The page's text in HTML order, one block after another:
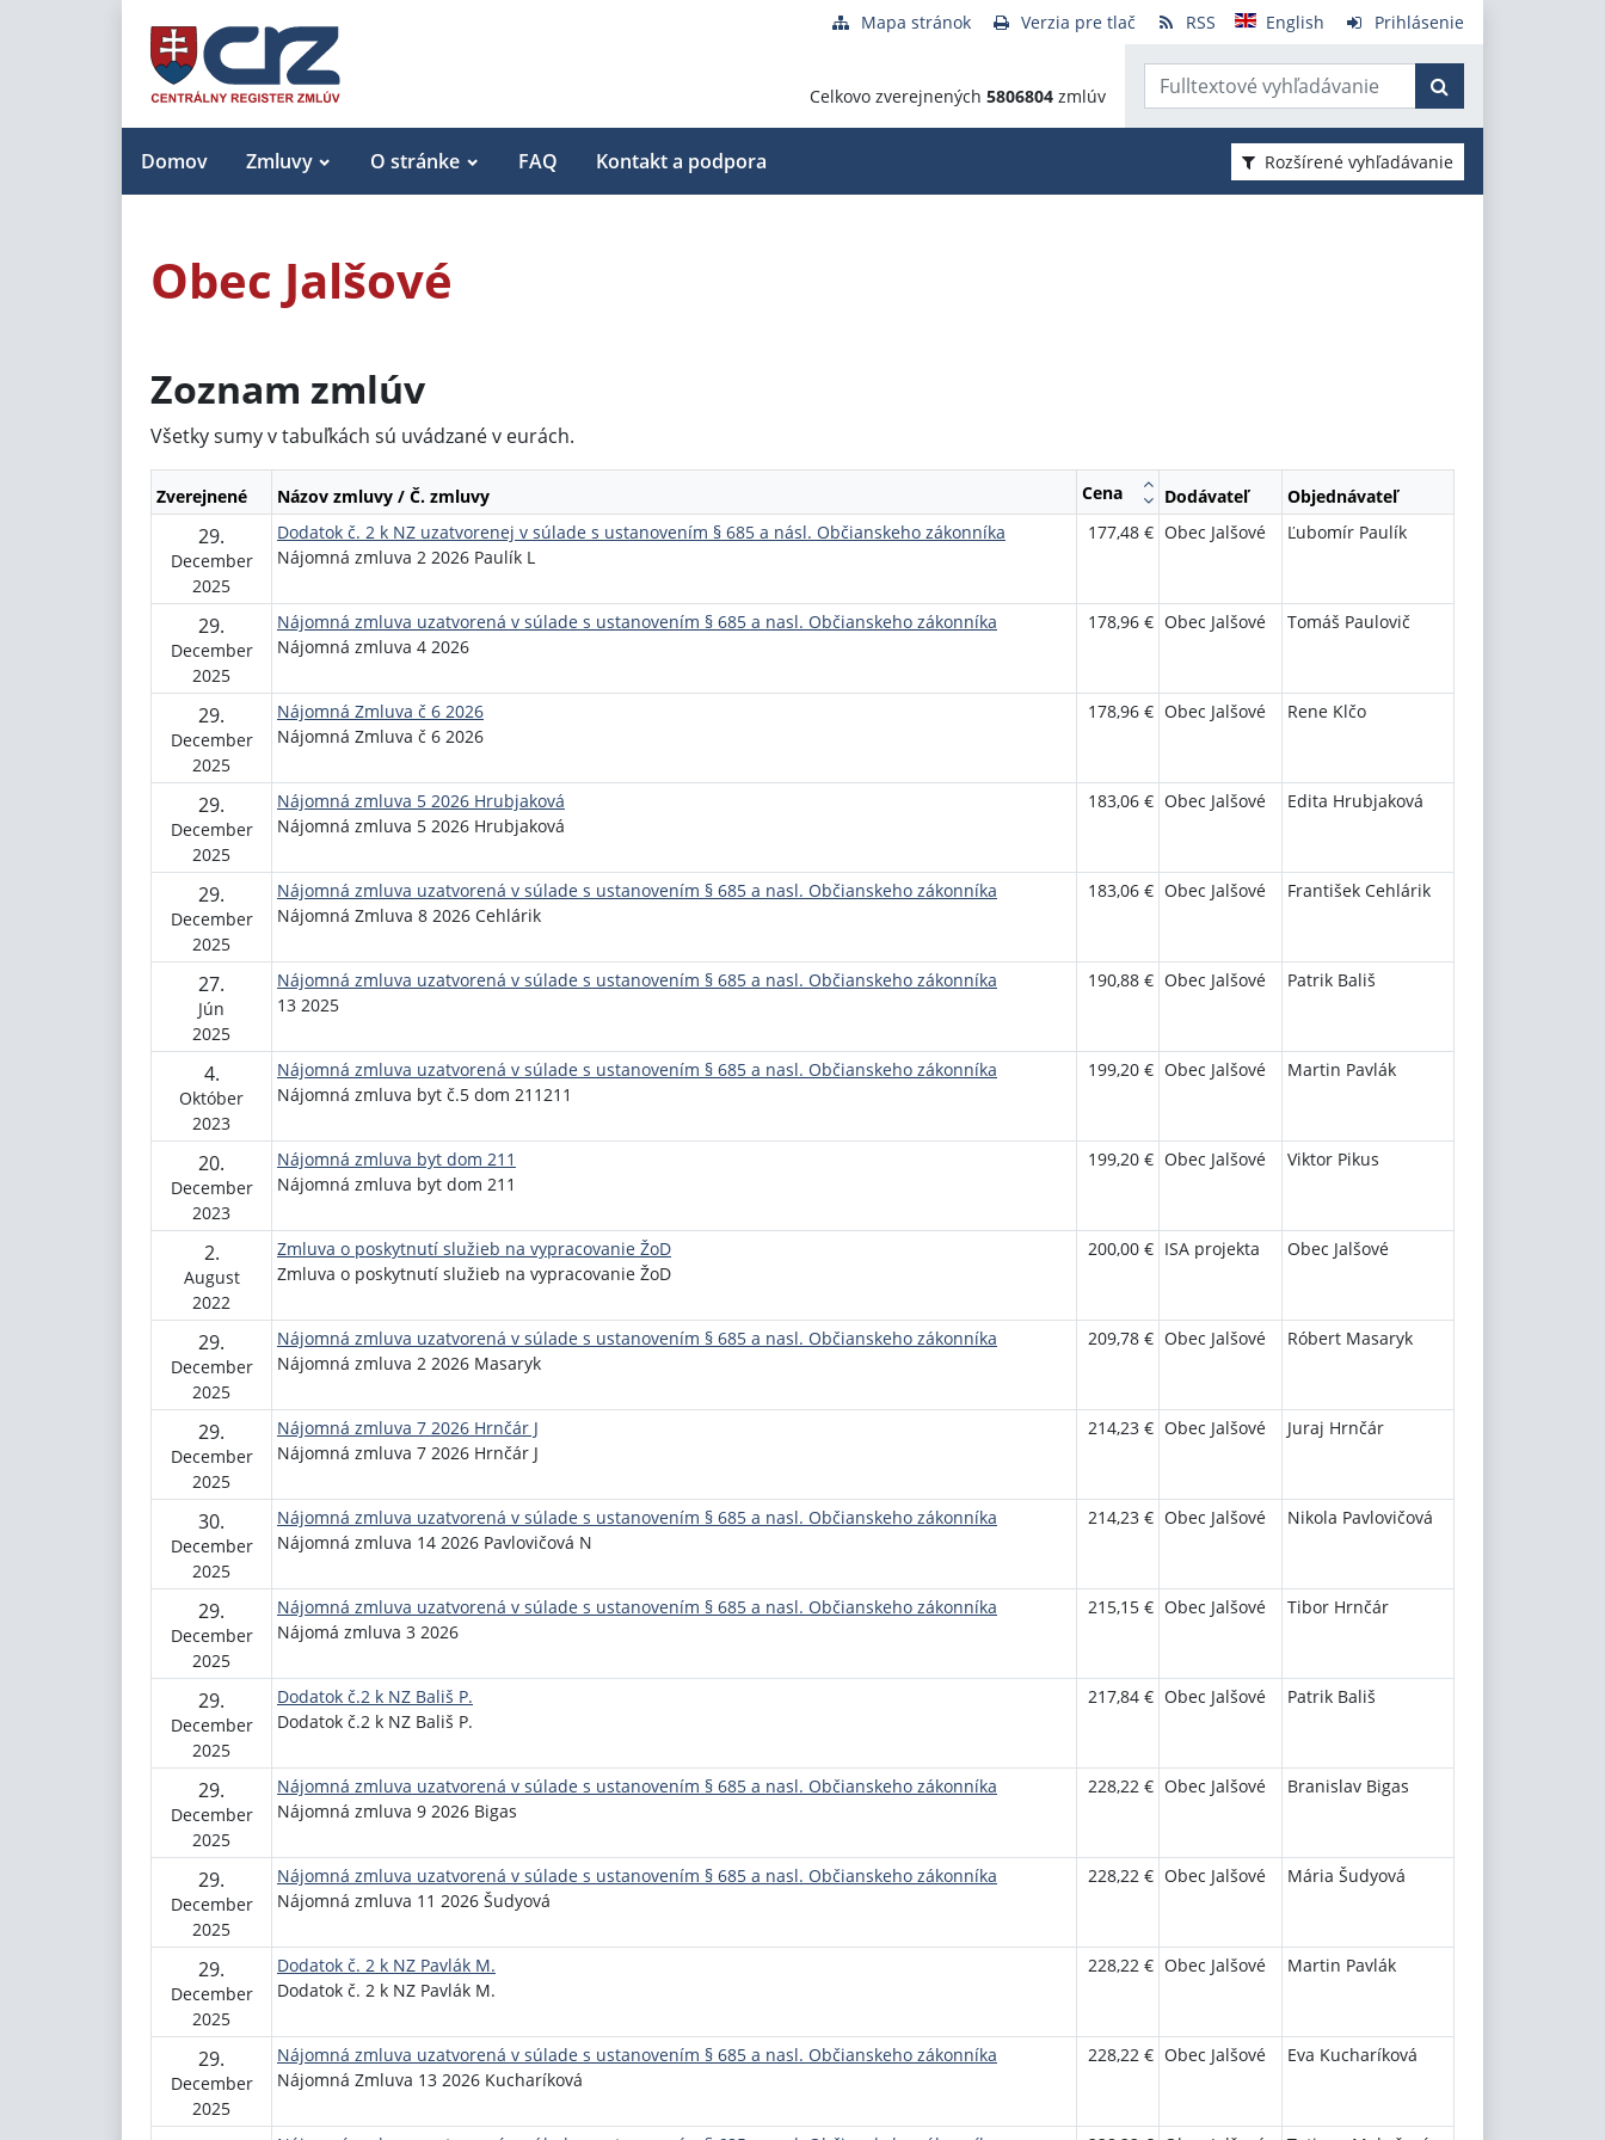
Mapa stránok Verzia pre tlač RSS English Prihlásenie
Celkovo zverejnených 5806804 zmlúv
Domov Zmluvy O stránke FAQ Kontakt a podpora Rozšírené vyhľadávanie
Obec Jalšové
Zoznam zmlúv
Všetky sumy v tabuľkách sú uvádzané v eurách.
Zverejnené Názov zmluvy / Č. zmluvy Cena Dodávateľ Objednávateľ
29.
December
2025
Dodatok č. 2 k NZ uzatvorenej v súlade s ustanovením § 685 a násl. Občianskeho zákonníka
Nájomná zmluva 2 2026 Paulík L
177,48 € Obec Jalšové Ľubomír Paulík
29.
December
2025
Nájomná zmluva uzatvorená v súlade s ustanovením § 685 a nasl. Občianskeho zákonníka
Nájomná zmluva 4 2026
178,96 € Obec Jalšové Tomáš Paulovič
29.
December
2025
Nájomná Zmluva č 6 2026
Nájomná Zmluva č 6 2026
178,96 € Obec Jalšové Rene Klčo
29.
December
2025
Nájomná zmluva 5 2026 Hrubjaková
Nájomná zmluva 5 2026 Hrubjaková
183,06 € Obec Jalšové Edita Hrubjaková
29.
December
2025
Nájomná zmluva uzatvorená v súlade s ustanovením § 685 a nasl. Občianskeho zákonníka
Nájomná Zmluva 8 2026 Cehlárik
183,06 € Obec Jalšové František Cehlárik
27.
Jún
2025
Nájomná zmluva uzatvorená v súlade s ustanovením § 685 a nasl. Občianskeho zákonníka
13 2025
190,88 € Obec Jalšové Patrik Bališ
4.
Október
2023
Nájomná zmluva uzatvorená v súlade s ustanovením § 685 a nasl. Občianskeho zákonníka
Nájomná zmluva byt č.5 dom 211211
199,20 € Obec Jalšové Martin Pavlák
20.
December
2023
Nájomná zmluva byt dom 211
Nájomná zmluva byt dom 211
199,20 € Obec Jalšové Viktor Pikus
2.
August
2022
Zmluva o poskytnutí služieb na vypracovanie ŽoD
Zmluva o poskytnutí služieb na vypracovanie ŽoD
200,00 € ISA projekta Obec Jalšové
29.
December
2025
Nájomná zmluva uzatvorená v súlade s ustanovením § 685 a nasl. Občianskeho zákonníka
Nájomná zmluva 2 2026 Masaryk
209,78 € Obec Jalšové Róbert Masaryk
29.
December
2025
Nájomná zmluva 7 2026 Hrnčár J
Nájomná zmluva 7 2026 Hrnčár J
214,23 € Obec Jalšové Juraj Hrnčár
30.
December
2025
Nájomná zmluva uzatvorená v súlade s ustanovením § 685 a nasl. Občianskeho zákonníka
Nájomná zmluva 14 2026 Pavlovičová N
214,23 € Obec Jalšové Nikola Pavlovičová
29.
December
2025
Nájomná zmluva uzatvorená v súlade s ustanovením § 685 a nasl. Občianskeho zákonníka
Nájomá zmluva 3 2026
215,15 € Obec Jalšové Tibor Hrnčár
29.
December
2025
Dodatok č.2 k NZ Bališ P.
Dodatok č.2 k NZ Bališ P.
217,84 € Obec Jalšové Patrik Bališ
29.
December
2025
Nájomná zmluva uzatvorená v súlade s ustanovením § 685 a nasl. Občianskeho zákonníka
Nájomná zmluva 9 2026 Bigas
228,22 € Obec Jalšové Branislav Bigas
29.
December
2025
Nájomná zmluva uzatvorená v súlade s ustanovením § 685 a nasl. Občianskeho zákonníka
Nájomná zmluva 11 2026 Šudyová
228,22 € Obec Jalšové Mária Šudyová
29.
December
2025
Dodatok č. 2 k NZ Pavlák M.
Dodatok č. 2 k NZ Pavlák M.
228,22 € Obec Jalšové Martin Pavlák
29.
December
2025
Nájomná zmluva uzatvorená v súlade s ustanovením § 685 a nasl. Občianskeho zákonníka
Nájomná Zmluva 13 2026 Kucharíková
228,22 € Obec Jalšové Eva Kucharíková